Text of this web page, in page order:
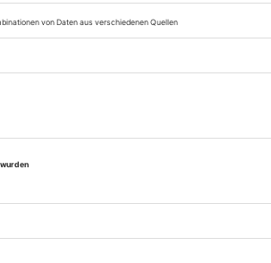
Digital-Abo testen